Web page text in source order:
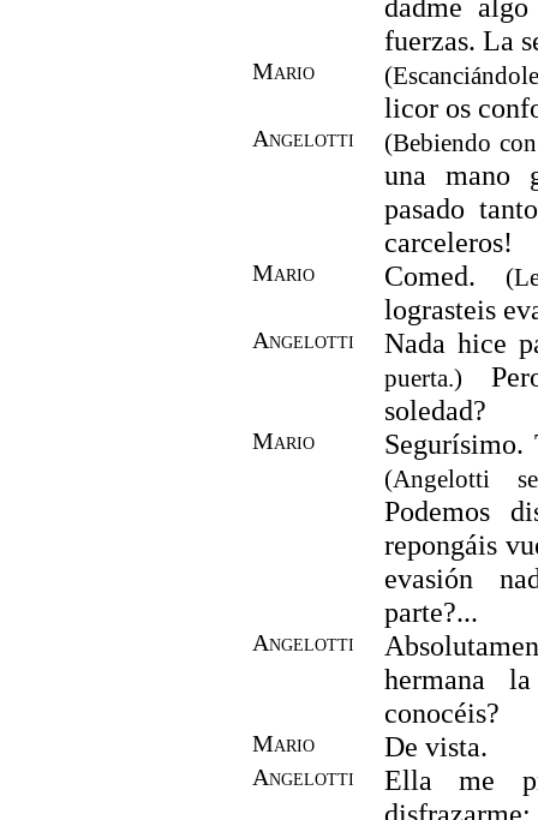
dadme
fuerzas. La
Mario
licor os
Angelotti (Bebiendo
una mano
pasado
carceleros!
Mario Comed.
lograsteis
Angelotti Nada hice
puerta.)
soledad?
Mario Segurísimo.
(Angelotti
Podemos
repongáis
evasión
parte?...
Angelotti
hermana
conocéis?
Mario De vista.
Angelotti
Ella me